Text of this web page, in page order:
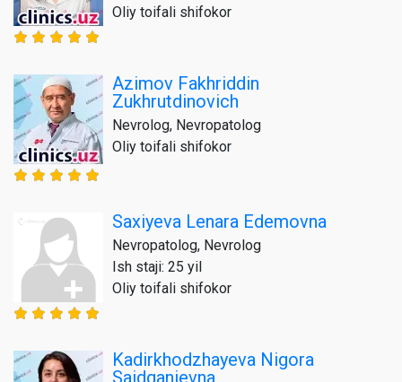
Oliy toifali shifokor
Azimov Fakhriddin
Zukhrutdinovich
Nevrolog, Nevropatolog
Oliy toifali shifokor
Saxiyeva Lenara Edemovna
Nevropatolog, Nevrolog
Ish staji: 25 yil
Oliy toifali shifokor
Kadirkhodzhayeva Nigora
Saidganievna